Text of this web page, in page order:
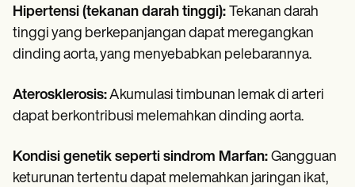
Hipertensi (tekanan darah tinggi): Tekanan darah
tinggi yang berkepanjangan dapat meregangkan
dinding aorta, yang menyebabkan pelebarannya.
Aterosklerosis:Akumulasi timbunan lemak di arteri
dapat berkontribusi melemahkan dinding aorta.
Kondisi genetik seperti sindrom Marfan: Gangguan
keturunan tertentu dapat melemahkan jaringan ikat,